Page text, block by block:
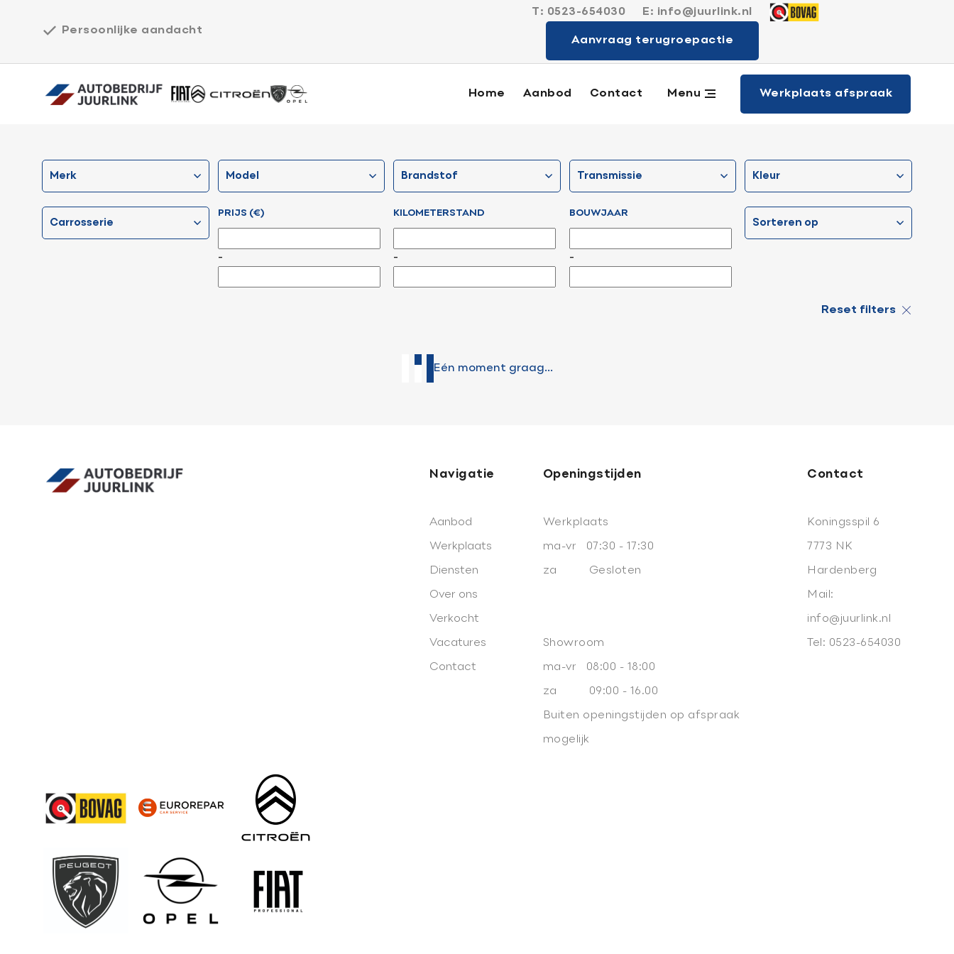
Persoonlijke aandacht
T: 0523-654030 E: info@juurlink.nl
Aanvraag terugroepactie
Home Aanbod Contact Menu Werkplaats afspraak
Werkplaats Diensten
Over ons Verkocht
Contact
mogelijk
merk model brandstof transmissie kleur
carrosserie
PRIJS (€)
-
KILOMETERSTAND
-
BOUWJAAR
-
sorteren op
Reset filters
Eén moment graag...
Navigatie
Aanbod
Werkplaats
Diensten
Over ons
Verkocht
Vacatures
Contact
Openingstijden
Werkplaats
ma-vr 07:30 - 17:30
za Gesloten
Showroom
ma-vr 08:00 - 18:00
za 09:00 - 16.00
Buiten openingstijden op afspraak
mogelijk
Contact
Koningsspil 6
7773 NK
Hardenberg
Mail:
info@juurlink.nl
Tel: 0523-654030